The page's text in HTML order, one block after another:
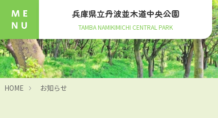
兵庫県立丹波並木道中央公園
TAMBA NAMIKIMICHI CENTRAL PARK
HOME お知らせ